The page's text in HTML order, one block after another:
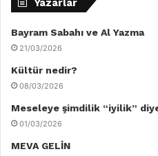
Yazarlar
Bayram Sabahı ve Al Yazma
21/03/2026
Kültür nedir?
08/03/2026
Meseleye şimdilik “iyilik”
01/03/2026
MEVA GELİN